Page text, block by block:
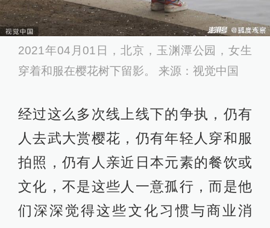
2021年04月01日，北京，玉渊潭公园，女生
穿着和服在樱花树下留影。 来源：视觉中国
经过这么多次线上线下的争执，仍有
人去武大赏樱花，仍有年轻人穿和服
拍照，仍有人亲近日本元素的餐饮或
文化，不是这些人一意孤行，而是他
们深深觉得这些文化习惯与商业消